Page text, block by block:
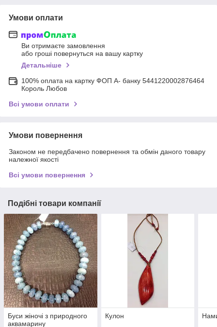
Умови оплати
Ви отримаєте замовлення
або гроші повернуться на вашу картку
Детальніше
100% оплата на картку ФОП А- банку 5441220002876464
Король Любов
Всі умови оплати
Умови повернення
Законом не передбачено повернення та обмін даного товару
належної якості
Всі умови повернення
Подібні товари компанії
Буси жіночі з природного
аквамарину
Кулон